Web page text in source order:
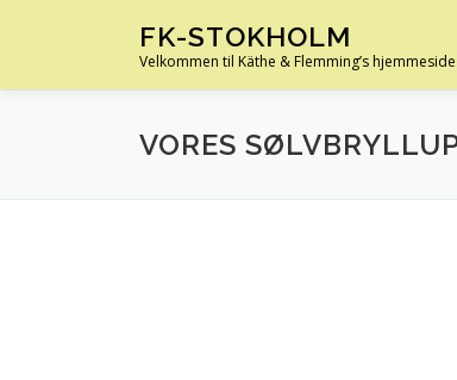
FK-STOKHOLM
Velkommen til Käthe & Flemming’s hjemmeside
VORES